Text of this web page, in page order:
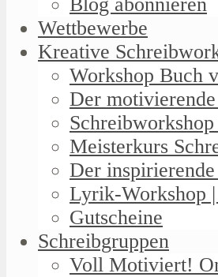
Wettbewerbe
Kreative
Workshop Buch
Der
Meisterkurs
Der
Lyrik-Workshop
Gutscheine
Schreibgruppen
Voll Motiviert!